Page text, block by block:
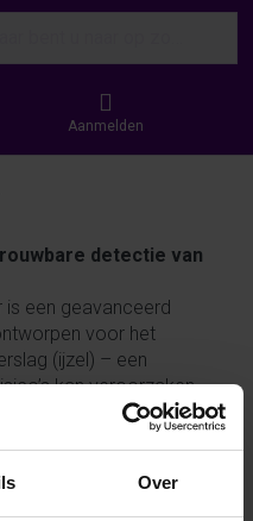
Over
Aanmelden
detectie van
is een geavanceerd
voor het
(ijzel) – een
kan veroorzaken
Met
dit instrument het